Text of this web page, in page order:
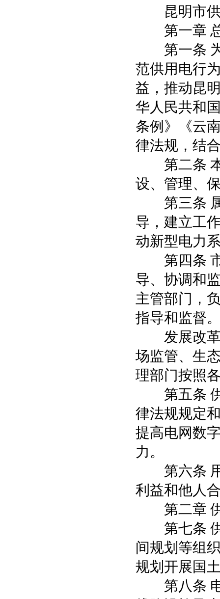
昆明市供
第一章
第一条 为
范供用电行
益，推动昆
华人民共和
条例》《云
律法规，结
第二条 本
设、管理、
第三条 属
导，建立工
动新型电力
第四条 市
导、协调和
主管部门，
指导和监督
发展改革
场监管、生
理部门按照
第五条 供
律法规规定
提高电网数
力。
第六条 用
利益和他人
第二章 供
第七条 供
间规划等组
规划开展国
第八条 电